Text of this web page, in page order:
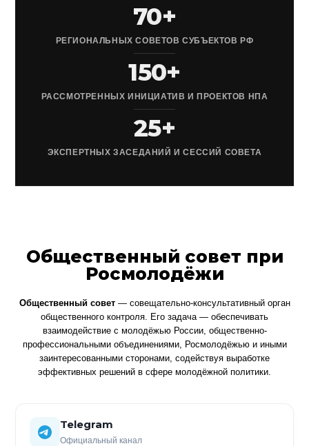
70+
РЕГИОНАЛЬНЫХ СОВЕТОВ СУБЪЕКТОВ РФ
150+
РАССМОТРЕННЫХ ИНИЦИАТИВ И ПРОЕКТОВ НПА
25+
ЭКСПЕРТНЫХ ЗАСЕДАНИЙ И СЕССИЙ СОВЕТА
Общественный совет при
Росмолодёжи
Общественный совет— совещательно-консультативный орган
общественного контроля. Его задача — обеспечивать
взаимодействие с молодёжью России, общественно-
профессиональными объединениями, Росмолодёжью и иными
заинтересованными сторонами, содействуя выработке
эффективных решений в сфере молодёжной политики.
Telegram
Официальный канал